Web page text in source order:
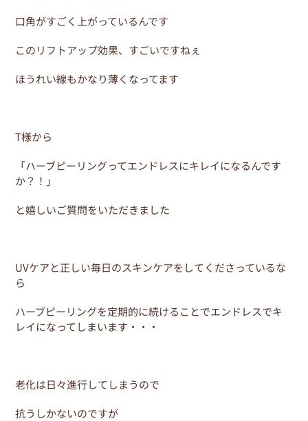
口角がすごく上がっているんです
このリフトアップ効果、すごいですねぇ
ほうれい線もかなり薄くなってます
T様から
「ハーブピーリングってエンドレスにキレイになるんです
か？！」
と嬉しいご質問をいただきました
UVケアと正しい毎日のスキンケアをしてくださっているな
ら
ハーブピーリングを定期的に続けることでエンドレスでキ
レイになってしまいます・・・
老化は日々進行してしまうので
抗うしかないのですが